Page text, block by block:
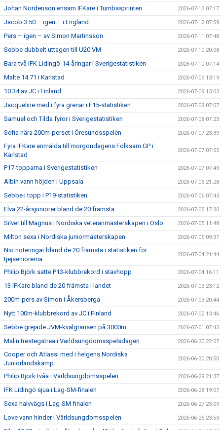
Johan Nordenson ensam IFKare i Tumbasprinten 2026-07-13 07:17
Jacob 3:50 – igen – i England 2026-07-12 07:59
Pers – igen – av Simon Martinsson 2026-07-11 07:48
Sebbe dubbelt uttagen till U20 VM 2026-07-10 20:08
Bara två IFK Lidingö-14-åringar i Sverigestatistiken 2026-07-10 07:14
Malte 14.71 i Karlstad 2026-07-09 13:19
10.34 av JC i Finland 2026-07-09 13:03
Jacqueline med i fyra grenar i F15-statistiken 2026-07-09 07:07
Samuel och Tilda fyror i Sverigestatistiken 2026-07-08 07:23
Sofia nära 200m-perset i Öresundsspelen 2026-07-07 23:39
Fyra IFKare anmälda till morgondagens Folksam GP i
Karlstad
2026-07-07 07:55
P17-topparna i Sverigestatistiken 2026-07-07 07:49
Albin vann höjden i Uppsala 2026-07-06 21:28
Sebbe i topp i P19-statistiken 2026-07-06 07:43
Elva 22-årsjuniorer bland de 20 främsta 2026-07-05 17:30
Silver till Magnus i Nordiska veteranmästerskapen i Oslo 2026-07-05 11:48
Milton sexa i Nordiska juniormästerskapen 2026-07-05 09:37
Nio noteringar bland de 20 främsta i statistiken för
tjejseniorerna
2026-07-04 21:44
Philip Björk satte P13-klubbrekord i stavhopp 2026-07-04 16:11
13 IFKare bland de 20 främsta i landet 2026-07-03 23:12
200m-pers av Simon i Åkersberga 2026-07-03 20:44
Nytt 100m-klubbrekord av JC i Finland 2026-07-02 13:46
Sebbe grejade JVM-kvalgränsen på 3000m 2026-07-01 07:43
Malin trestegstrea i Världsungdomsspelsdagen 2026-06-30 22:07
Cooper och Atlassi med i helgens Nordiska
Juniorlandskamp
2026-06-30 20:50
Philip Björk tvåa i Världsungdomsspelen 2026-06-29 21:37
IFK Lidingö sjua i Lag-SM-finalen 2026-06-28 19:07
Sexa halvvägs i Lag-SM-finalen 2026-06-27 23:09
Love vann hinder i Världsungdomsspelen 2026-06-26 23:53